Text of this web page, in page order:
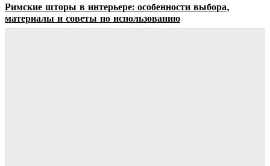
Римские шторы в интерьере: особенности выбора,
материалы и советы по использованию